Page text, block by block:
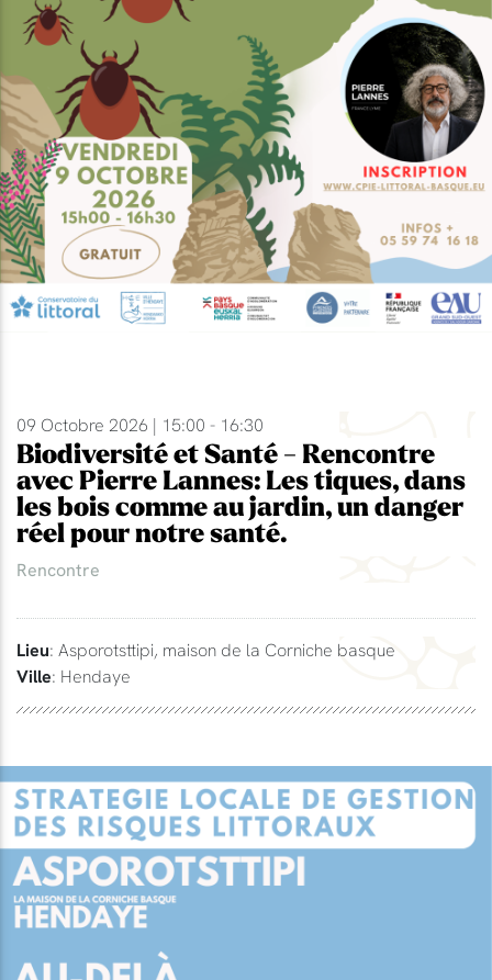
09 Octobre 2026 | 15:00 - 16:30
Biodiversité et Santé - Rencontre
avec Pierre Lannes: Les tiques, dans
les bois comme au jardin, un danger
réel pour notre santé.
Rencontre
Lieu: Asporotsttipi, maison de la Corniche basque
Ville: Hendaye